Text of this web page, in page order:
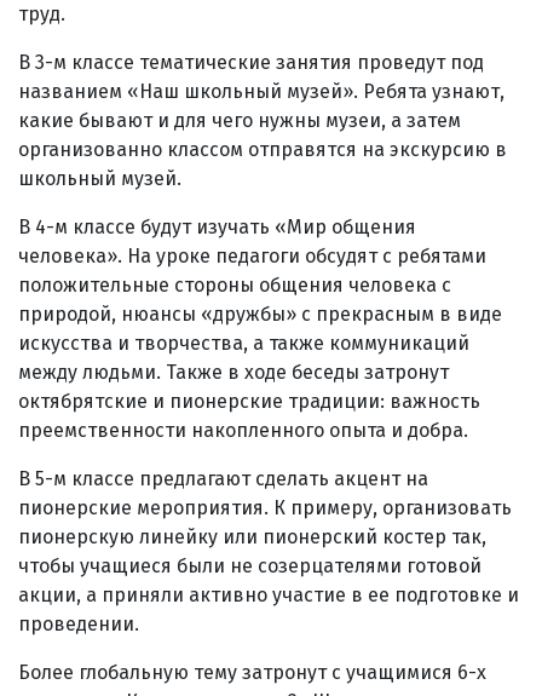
труд.
В 3-м классе тематические занятия проведут под
названием «Наш школьный музей». Ребята узнают,
какие бывают и для чего нужны музеи, а затем
организованно классом отправятся на экскурсию в
школьный музей.
В 4-м классе будут изучать «Мир общения
человека». На уроке педагоги обсудят с ребятами
положительные стороны общения человека с
природой, нюансы «дружбы» с прекрасным в виде
искусства и творчества, а также коммуникаций
между людьми. Также в ходе беседы затронут
октябрятские и пионерские традиции: важность
преемственности накопленного опыта и добра.
В 5-м классе предлагают сделать акцент на
пионерские мероприятия. К примеру, организовать
пионерскую линейку или пионерский костер так,
чтобы учащиеся были не созерцателями готовой
акции, а приняли активно участие в ее подготовке и
проведении.
Более глобальную тему затронут с учащимися 6-х